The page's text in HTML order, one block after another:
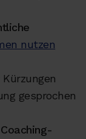
nutzen
Kürzungen
gesprochen